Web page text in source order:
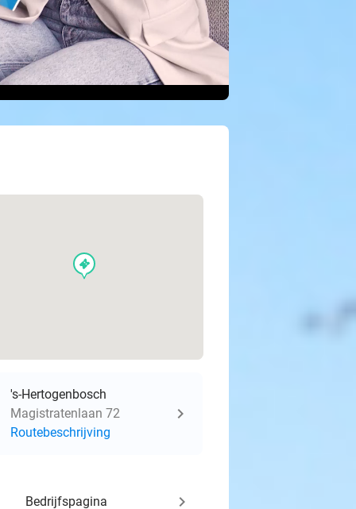
events
's-Hertogenbosch
Magistratenlaan 72
Routebeschrijving
Bedrijfspagina keyboard_arrow_right